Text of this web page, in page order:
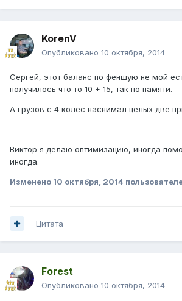
KorenV
Опубликовано 10 октября, 2014
Сергей, этот баланс по феншую не мой
получилось что то 10 + 15, так по памяти.
А грузов с 4 колёс наснимал целых две
Виктор я делаю оптимизацию, иногда
иногда.
Изменено 10 октября, 2014
Цитата
Forest
Опубликовано 10 октября, 2014